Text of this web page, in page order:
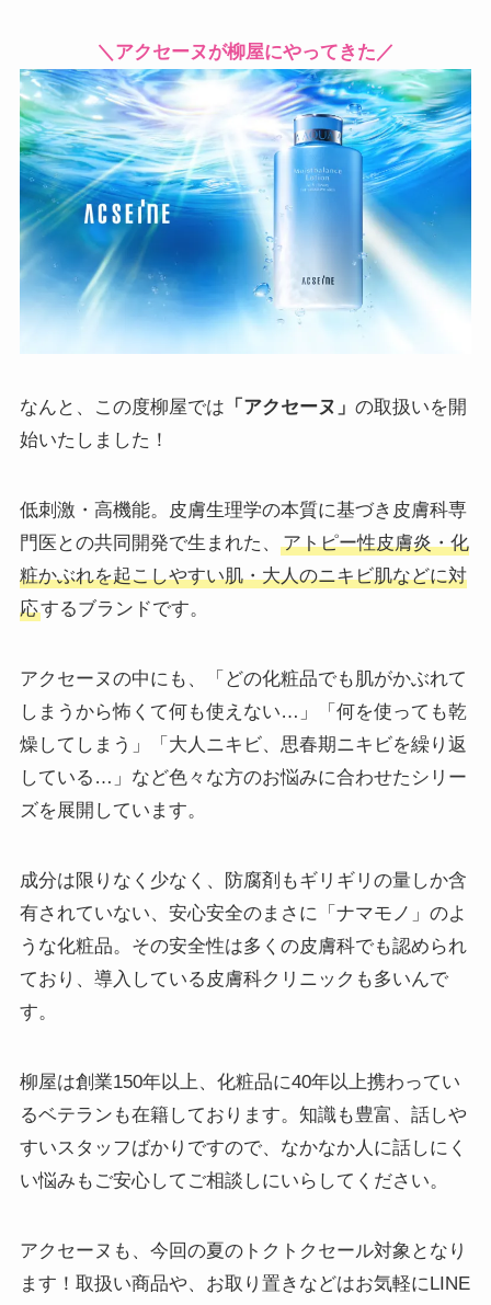
＼アクセーヌが柳屋にやってきた／
なんと、この度柳屋では 「アクセーヌ」 の取扱いを開
始いたしました！
低刺激・高機能。皮膚生理学の本質に基づき皮膚科専
門医との共同開発で生まれた、
アトピー性皮膚炎・化
粧かぶれを起こしやすい肌・大人のニキビ肌などに対
応するブランドです。
アクセーヌの中にも、「どの化粧品でも肌がかぶれて
しまうから怖くて何も使えない…」「何を使っても乾
燥してしまう」「大人ニキビ、思春期ニキビを繰り返
している…」など色々な方のお悩みに合わせたシリー
ズを展開しています。
成分は限りなく少なく、防腐剤もギリギリの量しか含
有されていない、安心安全のまさに「ナマモノ」のよ
うな化粧品。その安全性は多くの皮膚科でも認められ
ており、導入している皮膚科クリニックも多いんで
す。
柳屋は創業150年以上、化粧品に40年以上携わってい
るベテランも在籍しております。知識も豊富、話しや
すいスタッフばかりですので、なかなか人に話しにく
い悩みもご安心してご相談しにいらしてください。
アクセーヌも、今回の夏のトクトクセール対象となり
ます！取扱い商品や、お取り置きなどはお気軽にLINE